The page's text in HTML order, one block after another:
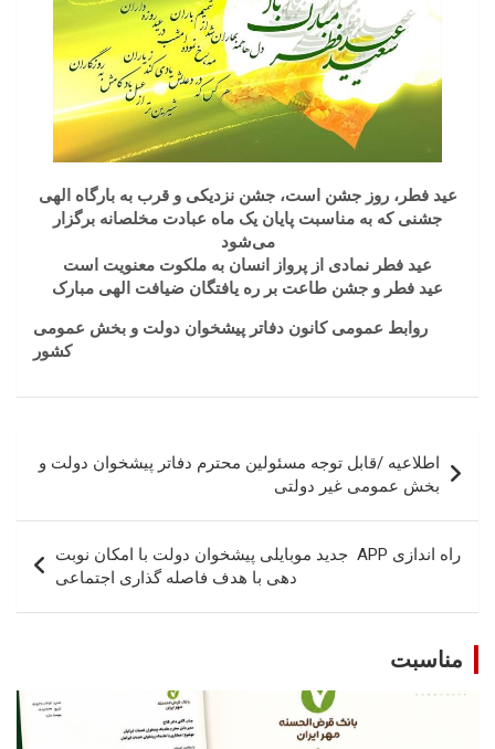
عید فطر، روز جشن است، جشن نزدیکی و قرب به بارگاه الهی
جشنی که به مناسبت پایان یک ماه عبادت مخلصانه برگزار
می‌شود
عید فطر نمادی از پرواز انسان به ملکوت معنویت است
عید فطر و جشن طاعت بر ره یافتگان ضیافت الهی مبارک
روابط عمومی کانون دفاتر پیشخوان دولت و بخش عمومی
کشور
نوشته
اطلاعیه /قابل توجه مسئولین محترم دفاتر پیشخوان دولت و
بخش عمومی غیر دولتی
راه اندازی APP جدید موبایلی پیشخوان دولت با امکان نوبت
دهی با هدف فاصله گذاری اجتماعی
مناسبت